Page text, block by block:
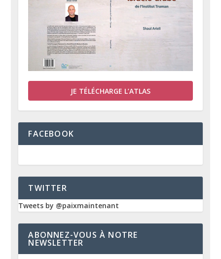
JE TÉLÉCHARGE L’ATLAS
FACEBOOK
TWITTER
Tweets by @paixmaintenant
ABONNEZ-VOUS À NOTRE
NEWSLETTER